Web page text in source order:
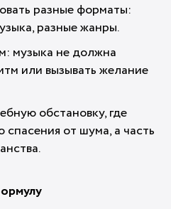
разные форматы:
разные жанры.
музыка не должна
или вызывать желание
обстановку, где
от шума, а часть